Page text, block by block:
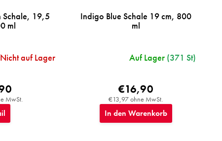
Schale, 19,5
ml
Nicht auf Lager
MwSt.
Indigo Blue Schale 19 cm, 800
ml
Auf Lager (371 St)
€13,97 ohne MwSt.
€16,90
In den Warenkorb